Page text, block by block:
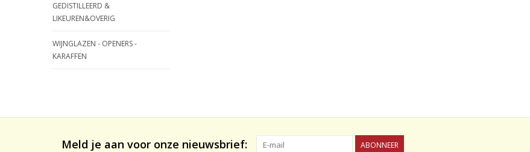
GEDISTILLEERD &
LIKEUREN&OVERIG
WIJNGLAZEN - OPENERS -
KARAFFEN
Meld je aan voor onze nieuwsbrief: ABONNEER